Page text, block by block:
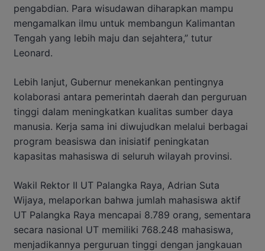
pengabdian. Para wisudawan diharapkan mampu
mengamalkan ilmu untuk membangun Kalimantan
Tengah yang lebih maju dan sejahtera,” tutur
Leonard.
Lebih lanjut, Gubernur menekankan pentingnya
kolaborasi antara pemerintah daerah dan perguruan
tinggi dalam meningkatkan kualitas sumber daya
manusia. Kerja sama ini diwujudkan melalui berbagai
program beasiswa dan inisiatif peningkatan
kapasitas mahasiswa di seluruh wilayah provinsi.
Wakil Rektor II UT Palangka Raya, Adrian Suta
Wijaya, melaporkan bahwa jumlah mahasiswa aktif
UT Palangka Raya mencapai 8.789 orang, sementara
secara nasional UT memiliki 768.248 mahasiswa,
menjadikannya perguruan tinggi dengan jangkauan